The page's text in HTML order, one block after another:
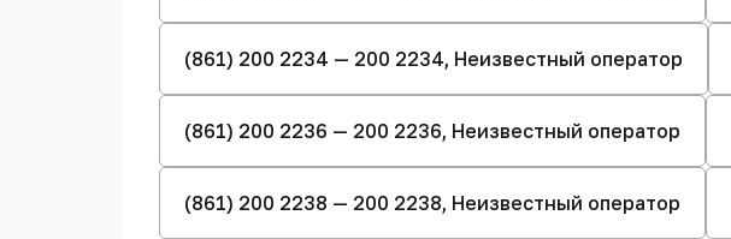
(861) 200 2234 — 200 2234, Неизвестный оператор
(861) 200 2236 — 200 2236, Неизвестный оператор
(861) 200 2238 — 200 2238, Неизвестный оператор